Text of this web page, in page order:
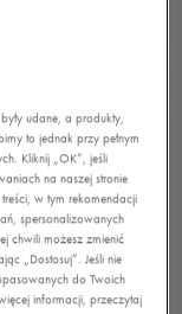
udane, a produkty,
to jednak przy pełnym
Kliknij „OK”, jeśli
na naszej stronie
w tym rekomendacji
spersonalizowanych
chwili możesz zmienić
„Dostosuj”. Jeśli nie
do Twoich
informacji, przeczytaj